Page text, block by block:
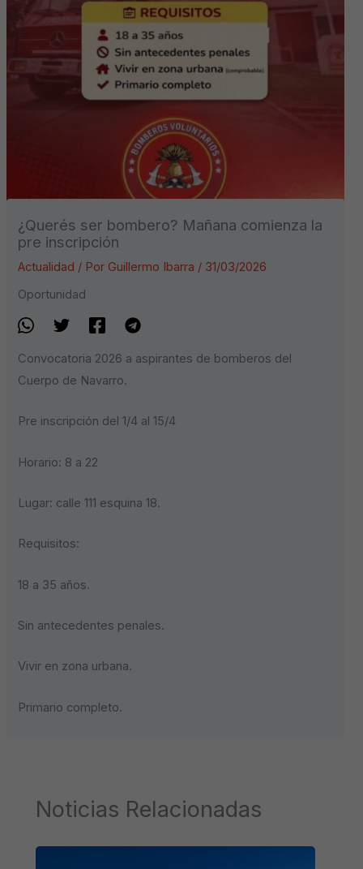
¿Querés ser bombero? Mañana comienza la
pre inscripción
Actualidad / Por Guillermo Ibarra / 31/03/2026
Oportunidad
Convocatoria 2026 a aspirantes de bomberos del
Cuerpo de Navarro.
Pre inscripción del 1/4 al 15/4
Horario: 8 a 22
Lugar: calle 111 esquina 18.
Requisitos:
18 a 35 años.
Sin antecedentes penales.
Vivir en zona urbana.
Primario completo.
Noticias Relacionadas